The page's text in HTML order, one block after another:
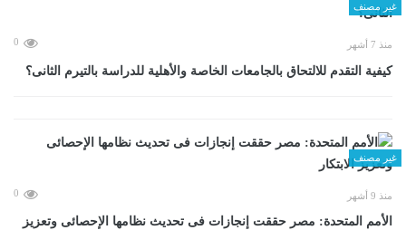
غير مصنف
منذ 7 أشهر 0
كيفية التقدم للالتحاق بالجامعات الخاصة والأهلية للدراسة بالتيرم الثانى؟
غير مصنف
منذ 9 أشهر 0
الأمم المتحدة: مصر حققت إنجازات فى تحديث نظامها الإحصائى وتعزيز